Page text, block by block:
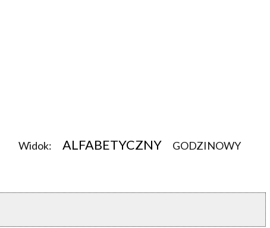
Widok: ALFABETYCZNY GODZINOWY